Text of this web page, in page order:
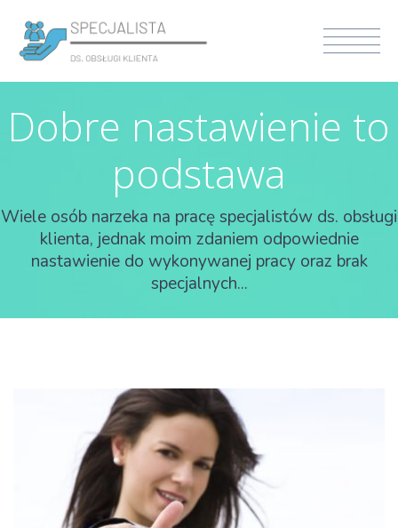
Dobre nastawienie to
podstawa
Wiele osób narzeka na pracę specjalistów ds. obsługi
klienta, jednak moim zdaniem odpowiednie
nastawienie do wykonywanej pracy oraz brak
specjalnych...